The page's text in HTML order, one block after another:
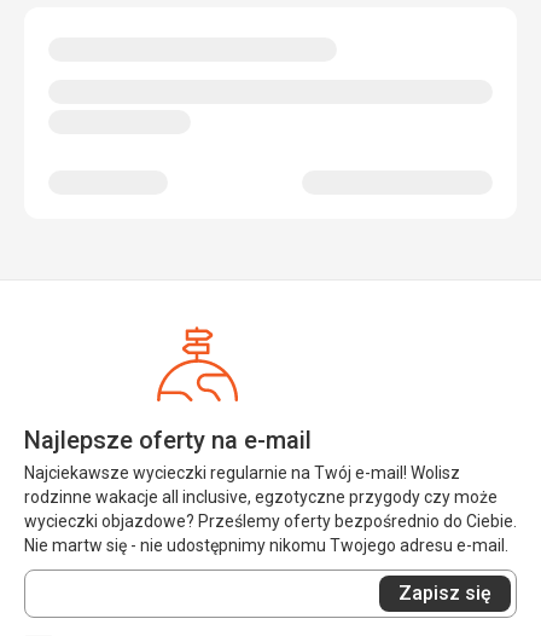
Najlepsze oferty na e-mail
Najciekawsze wycieczki regularnie na Twój e-mail! Wolisz
rodzinne wakacje all inclusive, egzotyczne przygody czy może
wycieczki objazdowe? Prześlemy oferty bezpośrednio do Ciebie.
Nie martw się - nie udostępnimy nikomu Twojego adresu e-mail.
Wprowadź
swój
Zapisz się